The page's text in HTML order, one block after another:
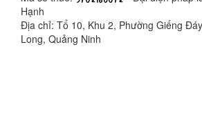
Hạnh
Địa chỉ: Tổ 10, Khu 2, Phường Giếng
Long, Quảng Ninh